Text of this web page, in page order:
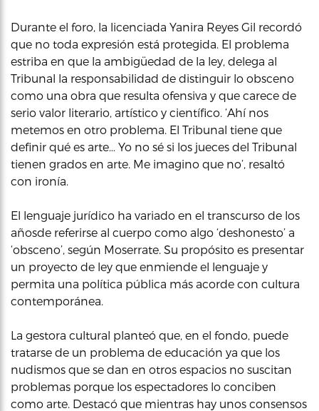
Durante el foro, la licenciada Yanira Reyes Gil recordó
que no toda expresión está protegida. El problema
estriba en que la ambigüedad de la ley, delega al
Tribunal la responsabilidad de distinguir lo obsceno
como una obra que resulta ofensiva y que carece de
serio valor literario, artístico y científico. ‘Ahí nos
metemos en otro problema. El Tribunal tiene que
definir qué es arte… Yo no sé si los jueces del Tribunal
tienen grados en arte. Me imagino que no’, resaltó
con ironía.
El lenguaje jurídico ha variado en el transcurso de los
añosde referirse al cuerpo como algo ‘deshonesto’ a
‘obsceno’, según Moserrate. Su propósito es presentar
un proyecto de ley que enmiende el lenguaje y
permita una política pública más acorde con cultura
contemporánea.
La gestora cultural planteó que, en el fondo, puede
tratarse de un ​problema de educación ya que los
nudismos que se dan en otros espacios no suscitan
problemas porque los espectadores lo conciben
como arte. Destacó que mientras hay unos consensos